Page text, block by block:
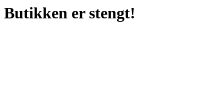
Butikken er stengt!